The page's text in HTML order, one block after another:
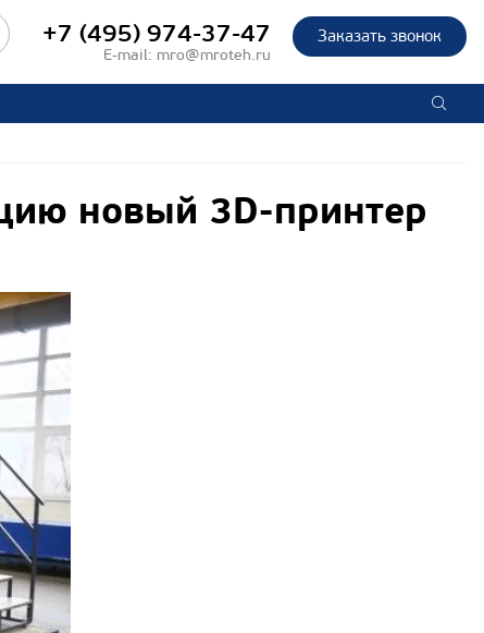
Заказать звонок
+7 (495) 974-37-47
E-mail: mro@mroteh.ru
новый 3D-принтер